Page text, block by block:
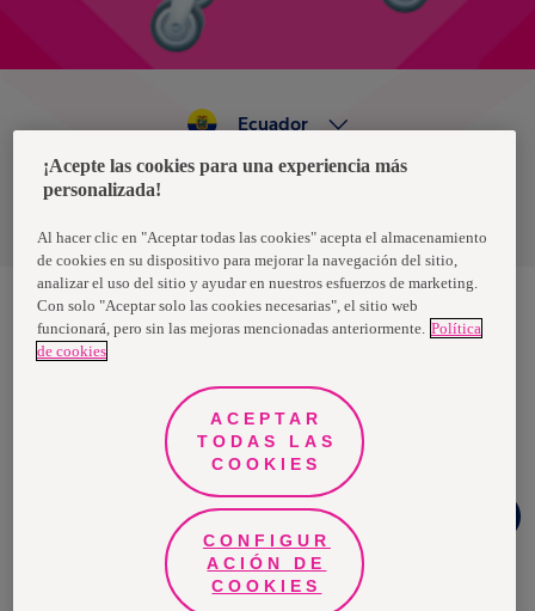
Política de privacidad de datos
Ecuador
Nosotras, una marca de Essity - una compañía global líder en
higiene y salud. Cada día, mil millones de personas, en todo el
propósito es romper barreras por el bienestar en beneficio de
consumidores, pacientes, cuidadores, clientes y la sociedad en
general. Vendemos en aproximadamente 150 países bajo las
principales marcas globales TENA y Tork, así como otras marcas
como Actimove, Cutimed, JOBST, Knix, Leukoplast, Libero, Libresse,
Lotus, Modibodi, Nosotras, Saba, Tempo, TOM Organic y Zewa. En
2024, Essity tuvo ventas de aproximadamente 13 mil millones de
euros y empleó a 36,000 personas. La sede de la compañía está
ubicada en Estocolmo, Suecia, y Essity cotiza en Nasdaq Estocolmo.
Más información enwww.essity.com.
¡Acepte las cookies para una experiencia más
personalizada!
Al hacer clic en "Aceptar todas las cookies" acepta el almacenamiento
de cookies en su dispositivo para mejorar la navegación del sitio,
analizar el uso del sitio y ayudar en nuestros esfuerzos de marketing.
Con solo "Aceptar solo las cookies necesarias", el sitio web
funcionará, pero sin las mejoras mencionadas anteriormente. Política
de cookies
ACEPTAR
TODAS LAS
COOKIES
CONFIGUR
ACIÓN DE
COOKIES